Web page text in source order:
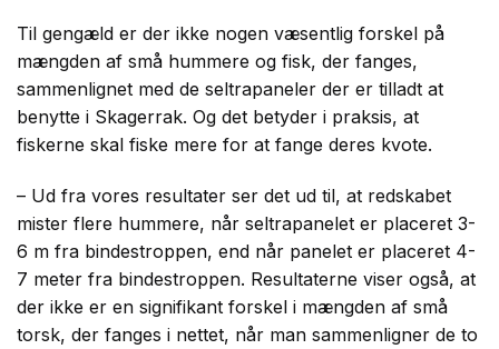
Til gengæld er der ikke nogen væsentlig forskel på
mængden af små hummere og fisk, der fanges,
sammenlignet med de seltrapaneler der er tilladt at
benytte i Skagerrak. Og det betyder i praksis, at
fiskerne skal fiske mere for at fange deres kvote.
– Ud fra vores resultater ser det ud til, at redskabet
mister flere hummere, når seltrapanelet er placeret 3-
6 m fra bindestroppen, end når panelet er placeret 4-
7 meter fra bindestroppen. Resultaterne viser også, at
der ikke er en signifikant forskel i mængden af små
torsk, der fanges i nettet, når man sammenligner de to